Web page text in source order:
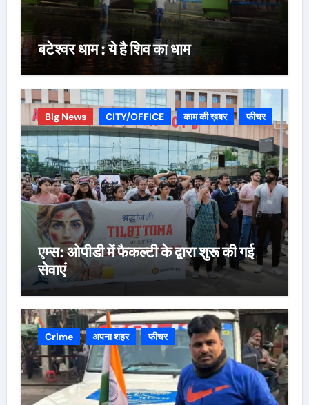
बटेश्वर धाम : ये है शिव का धाम
Big News CITY/OFFICE काम की ख़बर फीचर
एम्स: ओपीडी में फैकल्टी के द्वारा शुरू की गई
सेवाएं
Crime अपना शहर फीचर